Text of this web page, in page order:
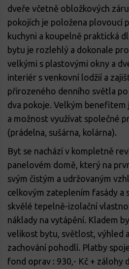
dveře včetně obložkových
pokojích je položena plovoucí
kuchyni a koupelně praktická
bytu je rozlehlý a dokonale
velkými s plastovými okny a
interiér s venkovní lodžií a
přirozeného denního světla
dva pokoje. Velkým benefitem
a možnost využívat společné
(prádelna, sušárna, kolárna).
Byt se nachází v kompletně
panelovém domě, který na
svým čistým a udržovaným
celkovým zateplením fasády a
skvělé tepelně-izolační
náklady na vytápění. Kladem
velikost bytu, světlost, výhled
zachování pohodlí. Platby
fond oprav : 930,- Kč + zálohy